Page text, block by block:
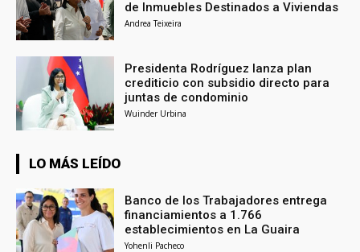
de Inmuebles Destinados a Viviendas
Andrea Teixeira
Presidenta Rodríguez lanza plan
crediticio con subsidio directo para
juntas de condominio
Wuinder Urbina
LO MÁS LEÍDO
Banco de los Trabajadores entrega
financiamientos a 1.766
establecimientos en La Guaira
Yohenli Pacheco